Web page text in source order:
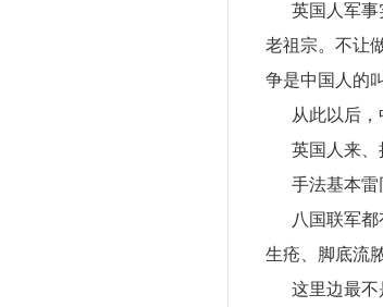
英国人军事
老祖宗。不让
争是中国人的
从此以后，
英国人来、
手法基本雷
八国联军都
生疮、脚底流
这里边最不